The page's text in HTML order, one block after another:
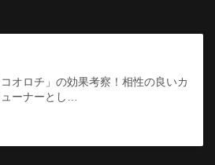
コオロチ」の効果考察！相性の良いカ
ーナーとし…